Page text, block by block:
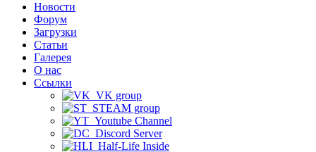
Новости
Форум
Загрузки
Статьи
Галерея
О нас
Ссылки
VK group
STEAM group
Youtube Channel
Discord Server
Half-Life Inside